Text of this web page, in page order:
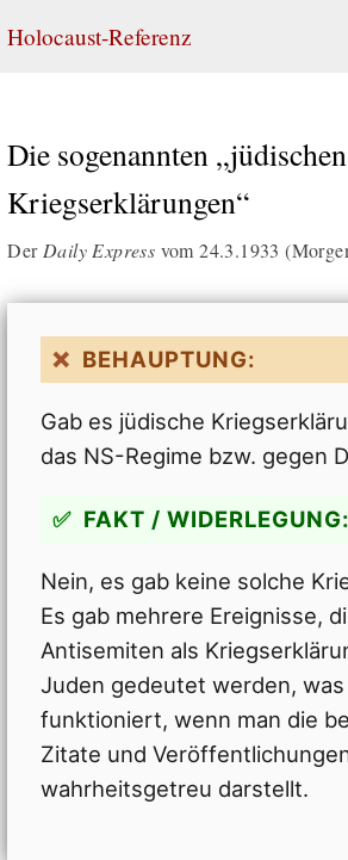
Holocaust-Referenz
Die sogenannten „jüdischen
Kriegserklärungen“
Der Daily Express vom 24.3.1933
BEHAUPTUNG:
Gab es jüdische
das NS-Regime bzw. gegen
FAKT / WIDERLEGUNG:
Nein, es gab keine solche
Es gab mehrere Ereignisse,
Antisemiten als
Juden gedeutet werden,
funktioniert, wenn man die
Zitate und
wahrheitsgetreu darstellt.